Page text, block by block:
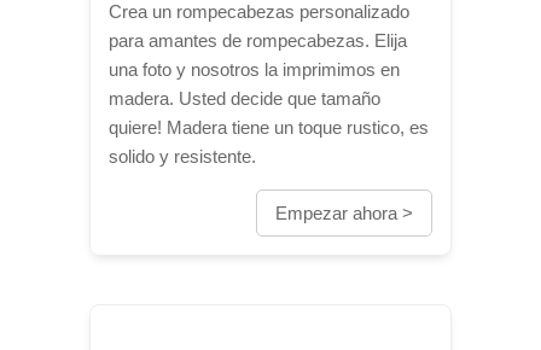
Crea un rompecabezas personalizado
para amantes de rompecabezas. Elija
una foto y nosotros la imprimimos en
madera. Usted decide que tamaño
quiere! Madera tiene un toque rustico, es
solido y resistente.
Empezar ahora >